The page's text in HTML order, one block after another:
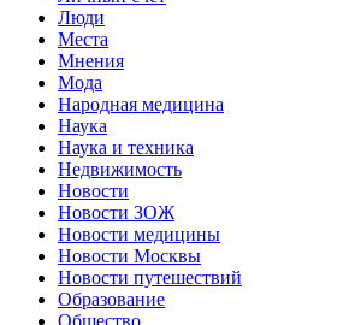
Люди
Места
Мнения
Мода
Народная медицина
Наука
Наука и техника
Недвижимость
Новости
Новости ЗОЖ
Новости медицины
Новости Москвы
Новости путешествий
Образование
Общество